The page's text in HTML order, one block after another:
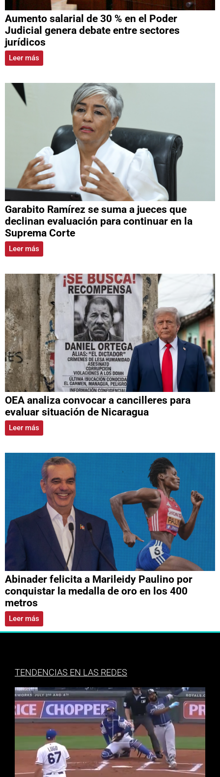
Aumento salarial de 30 % en el Poder
Judicial genera debate entre sectores
jurídicos
Leer más
Garabito Ramírez se suma a jueces que
declinan evaluación para continuar en la
Suprema Corte
Leer más
OEA analiza convocar a cancilleres para
evaluar situación de Nicaragua
Leer más
Abinader felicita a Marileidy Paulino por
conquistar la medalla de oro en los 400
metros
Leer más
TENDENCIAS EN LAS REDES